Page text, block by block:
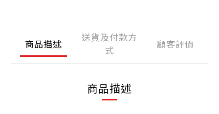
商品描述
送貨及付款方
式
顧客評價
商品描述